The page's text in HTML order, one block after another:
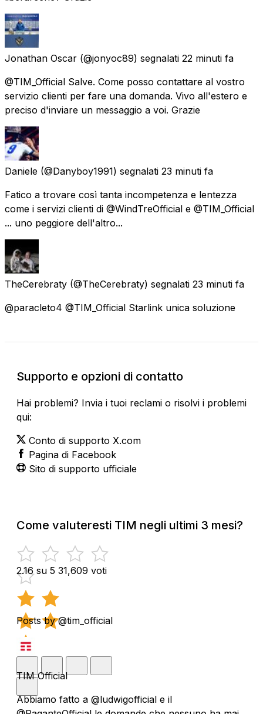
Jonathan Oscar (@jonyoc89) segnalati 22 minuti fa
@TIM_Official Salve. Come posso contattare al vostro
servizio clienti per fare una domanda. Vivo all'estero e
preciso d'inviare un messaggio a voi. Grazie
Daniele (@Danyboy1991) segnalati 23 minuti fa
Fatico a trovare così tanta incompetenza e lentezza
come i servizi clienti di @WindTreOfficial e @TIM_Official
... uno peggiore dell'altro...
TheCerebraty (@TheCerebraty) segnalati 23 minuti fa
@paracleto4 @TIM_Official Starlink unica soluzione
Supporto e opzioni di contatto
Hai problemi? Invia i tuoi reclami o risolvi i problemi
qui:
Conto di supporto X.com
Pagina di Facebook
Sito di supporto ufficiale
Come valuteresti TIM negli ultimi 3 mesi?
2.16 su 5 31,609 voti
Posts by @tim_official
TIM Official
Abbiamo fatto a @ludwigofficial e il